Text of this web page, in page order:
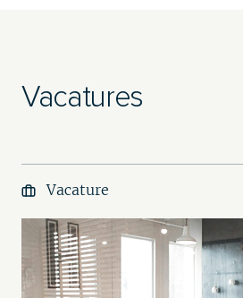
Vacatures
Vacature